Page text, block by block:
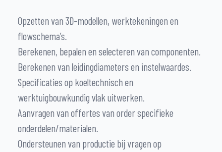
Opzetten van 3D-modellen, werktekeningen en
flowschema’s.
Berekenen, bepalen en selecteren van componenten.
Berekenen van leidingdiameters en instelwaardes.
Specificaties op koeltechnisch en
werktuigbouwkundig vlak uitwerken.
Aanvragen van offertes van order specifieke
onderdelen/materialen.
Ondersteunen van productie bij vragen op